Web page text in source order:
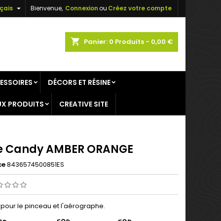
Bienvenue, Connexionou Créez votre compte

shopping_cart Panier: 0 Produits - 0,00 €
DÉCORS ET RÉSINE
PRODUITS CREATIVE SITE
Candy AMBER ORANGE
8436574500851ES
le pinceau et l'aérographe.